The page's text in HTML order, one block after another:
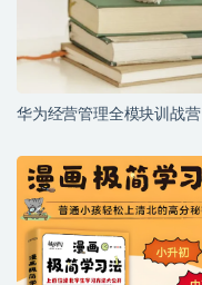
华为经营管理全模块训战营